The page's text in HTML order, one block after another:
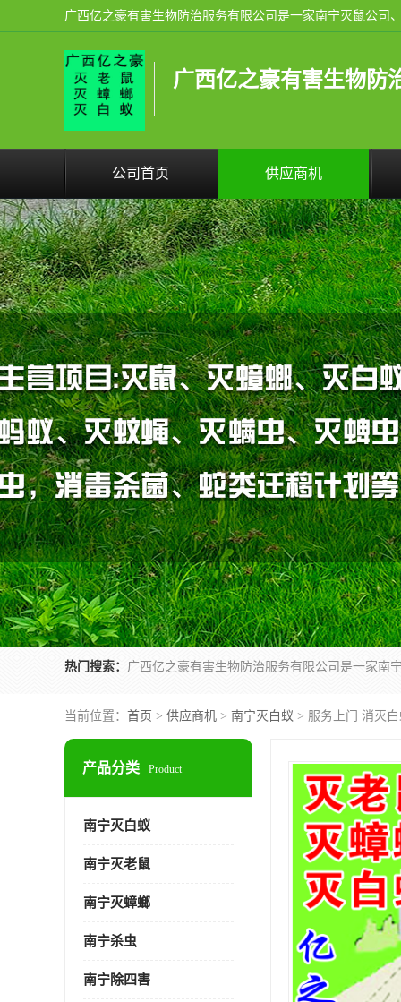
广西亿之豪有害生物防
公司首页 供应商机
热门搜索：
当前位置： 首页 > 供应商机 > 南宁灭白蚁 > 服务上门 消灭
产品分类 Product
南宁灭白蚁
南宁灭老鼠
南宁灭蟑螂
南宁杀虫
南宁除四害